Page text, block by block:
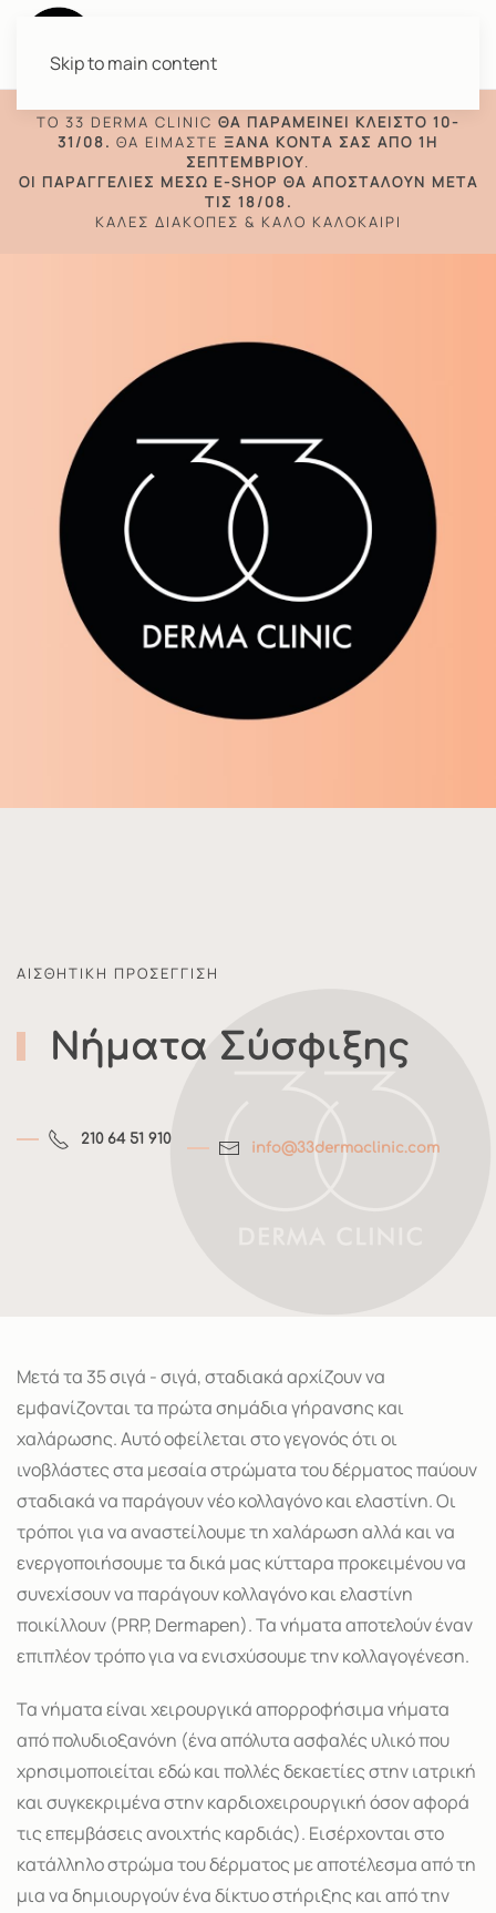
Skip to main content
TO 33 DERMA CLINIC ΘΑ ΠΑΡΑΜΕΊΝΕΙ ΚΛΕΙΣΤΌ 10-
31/08. ΘΑ ΕΊΜΑΣΤΕ ΞΑΝΆ ΚΟΝΤΆ ΣΑΣ ΑΠΌ 1Η
ΣΕΠΤΕΜΒΡΊΟΥ.
ΟΙ ΠΑΡΑΓΓΕΛΊΕΣ ΜΈΣΩ E-SHOP ΘΑ ΑΠΟΣΤΑΛΟΎΝ ΜΕΤΆ
ΤΙΣ 18/08.
ΚΑΛΈΣ ΔΙΑΚΟΠΈΣ & ΚΑΛΌ ΚΑΛΟΚΑΊΡΙ
ΑΙΣΘΗΤΙΚΉ ΠΡΟΣΈΓΓΙΣΗ
Νήματα Σύσφιξης
210 64 51 910
info@33dermaclinic.com
Μετά τα 35 σιγά - σιγά, σταδιακά αρχίζουν να
εμφανίζονται τα πρώτα σημάδια γήρανσης και
χαλάρωσης. Αυτό οφείλεται στο γεγονός ότι οι
ινοβλάστες στα μεσαία στρώματα του δέρματος παύουν
σταδιακά να παράγουν νέο κολλαγόνο και ελαστίνη. Οι
τρόποι για να αναστείλουμε τη χαλάρωση αλλά και να
ενεργοποιήσουμε τα δικά μας κύτταρα προκειμένου να
συνεχίσουν να παράγουν κολλαγόνο και ελαστίνη
ποικίλλουν (PRP, Dermapen). Τα νήματα αποτελούν έναν
επιπλέον τρόπο για να ενισχύσουμε την κολλαγογένεση.
Τα νήματα είναι χειρουργικά απορροφήσιμα νήματα
από πολυδιοξανόνη (ένα απόλυτα ασφαλές υλικό που
χρησιμοποιείται εδώ και πολλές δεκαετίες στην ιατρική
και συγκεκριμένα στην καρδιοχειρουργική όσον αφορά
τις επεμβάσεις ανοιχτής καρδιάς). Εισέρχονται στο
κατάλληλο στρώμα του δέρματος με αποτέλεσμα από τη
μια να δημιουργούν ένα δίκτυο στήριξης και από την